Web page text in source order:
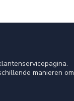
manieren om